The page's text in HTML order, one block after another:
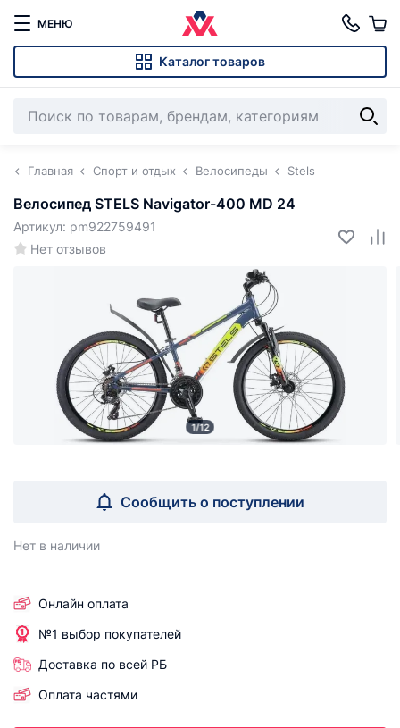
МЕНЮ
Каталог товаров
Главная Спорт и отдых Велосипеды Stels
Велосипед STELS Navigator-400 MD 24
Нет отзывов
Артикул: pm922759491
1/12
Сообщить о поступлении
Нет в наличии
Онлайн оплата
№1 выбор покупателей
Доставка по всей РБ
Оплата частями